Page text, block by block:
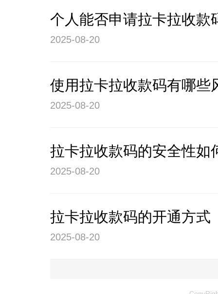
个人能否申请拉卡拉收款
2025-08-20
使用拉卡拉收款码有哪些
2025-08-20
拉卡拉收款码的安全性如
2025-08-20
拉卡拉收款码的开通方式
2025-08-20